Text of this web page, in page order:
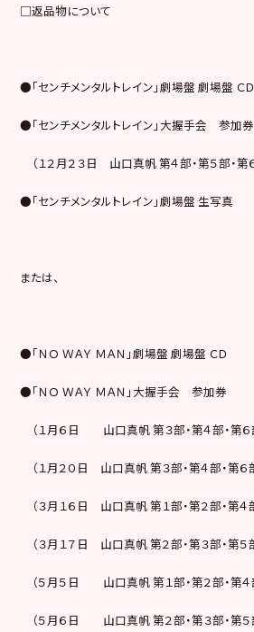
□返品物について
●「センチメンタルトレイン」劇場盤 劇場盤 ＣＤ
●「センチメンタルトレイン」大握手会 参加券
（１２月２３日 山口真帆 第４部・第５部・第
●「センチメンタルトレイン」劇場盤 生写真
または、
●「ＮＯ ＷＡＹ ＭＡＮ」劇場盤 劇場盤 ＣＤ
●「ＮＯ ＷＡＹ ＭＡＮ」大握手会 参加券
（１月６日 山口真帆 第３部・第４部・第６部
（１月２０日 山口真帆 第３部・第４部・第６
（３月１６日 山口真帆 第１部・第２部・第４
（３月１７日 山口真帆 第２部・第３部・第５
（５月５日 山口真帆 第１部・第２部・第４部
（５月６日 山口真帆 第２部・第３部・第５部